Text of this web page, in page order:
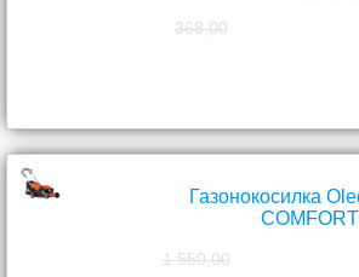
368,00
Газонокосилка
1 550,00